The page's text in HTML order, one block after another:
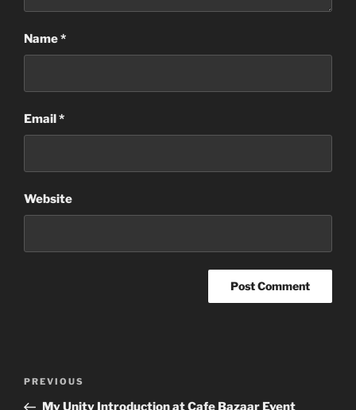
Name*
Email*
Website
Previous
Post
PREVIOUS
My Unity Introduction at Cafe Bazaar Event